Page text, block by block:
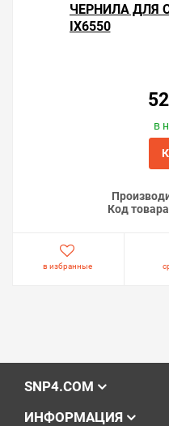
Подробное описание
PIXMA iX6550 —
напишите онлайн-
вопросы и поможем
ЧЕРНИЛА ДЛЯ
IX6550
в
Код
в избранные
SNP4.COM
ИНФОРМАЦИЯ